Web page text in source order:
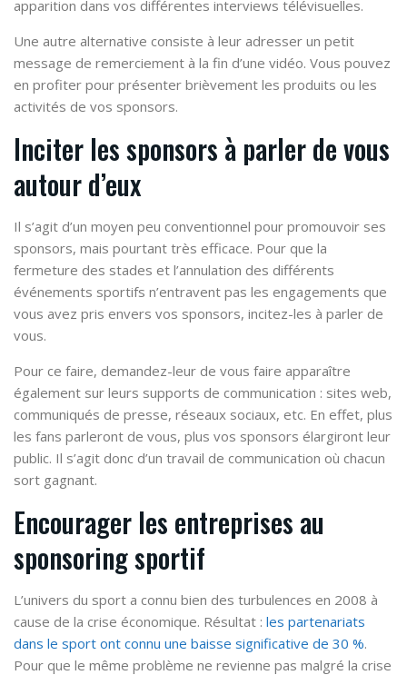
apparition dans vos différentes interviews télévisuelles.
Une autre alternative consiste à leur adresser un petit
message de remerciement à la fin d’une vidéo. Vous pouvez
en profiter pour présenter brièvement les produits ou les
activités de vos sponsors.
Inciter les sponsors à parler de vous
autour d’eux
Il s’agit d’un moyen peu conventionnel pour promouvoir ses
sponsors, mais pourtant très efficace. Pour que la
fermeture des stades et l’annulation des différents
événements sportifs n’entravent pas les engagements que
vous avez pris envers vos sponsors, incitez-les à parler de
vous.
Pour ce faire, demandez-leur de vous faire apparaître
également sur leurs supports de communication : sites web,
communiqués de presse, réseaux sociaux, etc. En effet, plus
les fans parleront de vous, plus vos sponsors élargiront leur
public. Il s’agit donc d’un travail de communication où chacun
sort gagnant.
Encourager les entreprises au
sponsoring sportif
L’univers du sport a connu bien des turbulences en 2008 à
cause de la crise économique. Résultat : les partenariats
dans le sport ont connu une baisse significative de 30 %.
Pour que le même problème ne revienne pas malgré la crise